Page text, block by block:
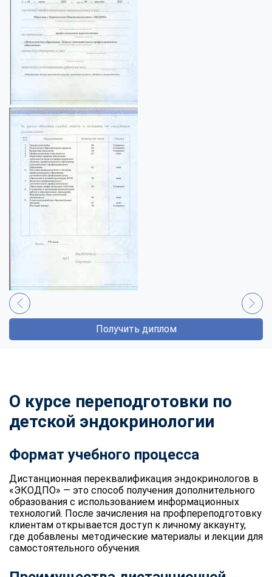
Получить диплом
О курсе переподготовки по
детской эндокринологии
Формат учебного процесса
Дистанционная переквалификация эндокринологов в
«ЭКОДПО» — это способ получения дополнительного
образования с использованием информационных
технологий. После зачисления на профпереподготовку
клиентам открывается доступ к личному аккаунту,
где добавлены методические материалы и лекции для
самостоятельного обучения.